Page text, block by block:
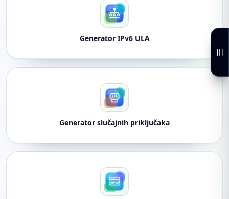
Generator IPv6 ULA
Generator slučajnih priključaka